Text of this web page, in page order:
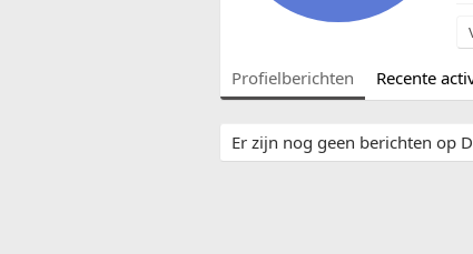
Profielberichten Recente
Er zijn nog geen berichten op